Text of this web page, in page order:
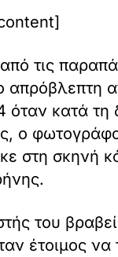
τις
απρόβλεπτη
όταν κατά τη
ο
στη σκηνή
του
έτοιμος να